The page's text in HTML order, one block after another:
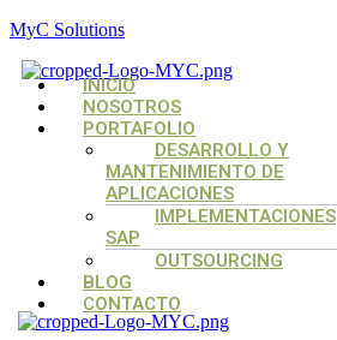
MyC Solutions
Menú
INICIO
NOSOTROS
PORTAFOLIO
DESARROLLO Y
MANTENIMIENTO DE
APLICACIONES
IMPLEMENTACIONES
SAP
OUTSOURCING
BLOG
CONTACTO
Menú